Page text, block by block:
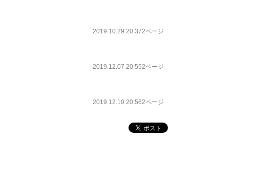
2019.10.29 20:372ページ
2019.12.07 20:552ページ
2019.12.10 20:562ページ